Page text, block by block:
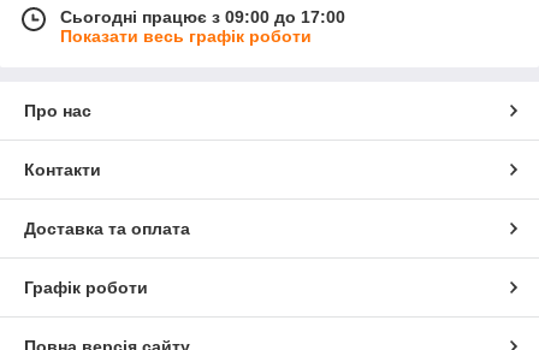
Сьогодні працює з 09:00 до 17:00
Показати весь графік роботи
Про нас
Контакти
Доставка та оплата
Графік роботи